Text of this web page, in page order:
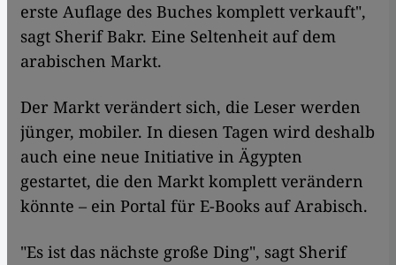
erste Auflage des Buches komplett verkauft",
sagt Sherif Bakr. Eine Seltenheit auf dem
arabischen Markt.
Der Markt verändert sich, die Leser werden
jünger, mobiler. In diesen Tagen wird deshalb
auch eine neue Initiative in Ägypten
gestartet, die den Markt komplett verändern
könnte – ein Portal für E-Books auf Arabisch.
"Es ist das nächste große Ding", sagt Sherif